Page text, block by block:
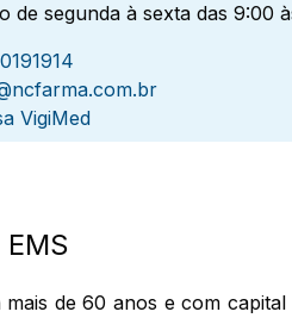
de segunda à sexta das 9:00
VigiMed
EMS
mais de 60 anos e com